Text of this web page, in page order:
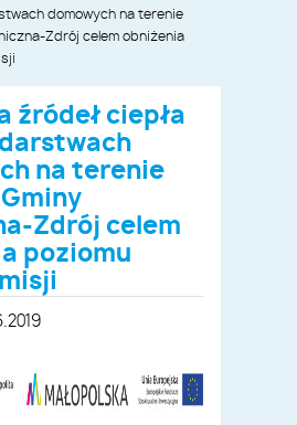
domowych na terenie
Zdrój celem obniżenia
źródeł ciepła
na terenie
Zdrój celem
poziomu